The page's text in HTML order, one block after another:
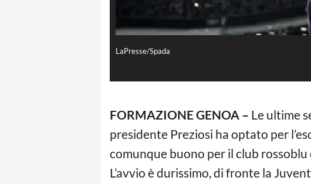
LaPresse/Spada
FORMAZIONE GENOA – Le ultime
presidente Preziosi ha optato per
comunque buono per il club
L’avvio è durissimo, di fronte la